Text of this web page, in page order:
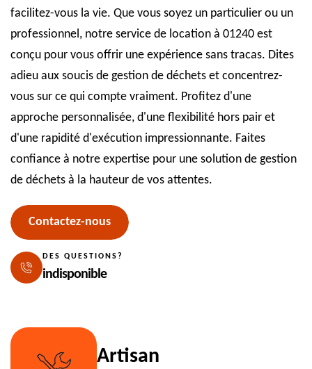
facilitez-vous la vie. Que vous soyez un particulier ou un
professionnel, notre service de location à 01240 est
conçu pour vous offrir une expérience sans tracas. Dites
adieu aux soucis de gestion de déchets et concentrez-
vous sur ce qui compte vraiment. Profitez d'une
approche personnalisée, d'une flexibilité hors pair et
d'une rapidité d'exécution impressionnante. Faites
confiance à notre expertise pour une solution de gestion
de déchets à la hauteur de vos attentes.
Contactez-nous
DES QUESTIONS?
indisponible
Artisan